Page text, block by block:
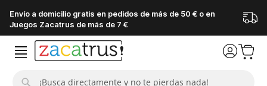
Envío a domicilio gratis en pedidos de más de 50 € o en
Juegos Zacatrus de más de 7 €